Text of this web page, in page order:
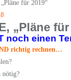
„Pläne für
noch einen
richtig rechnen…
nötig?